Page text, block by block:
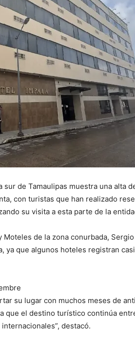
de Tamaulipas muestra una alta
con turistas que han realizado
su visita a esta parte de la
de la zona conurbada,
ya que algunos hoteles registran
su lugar con muchos meses de
que el destino turístico continúa
destacó.